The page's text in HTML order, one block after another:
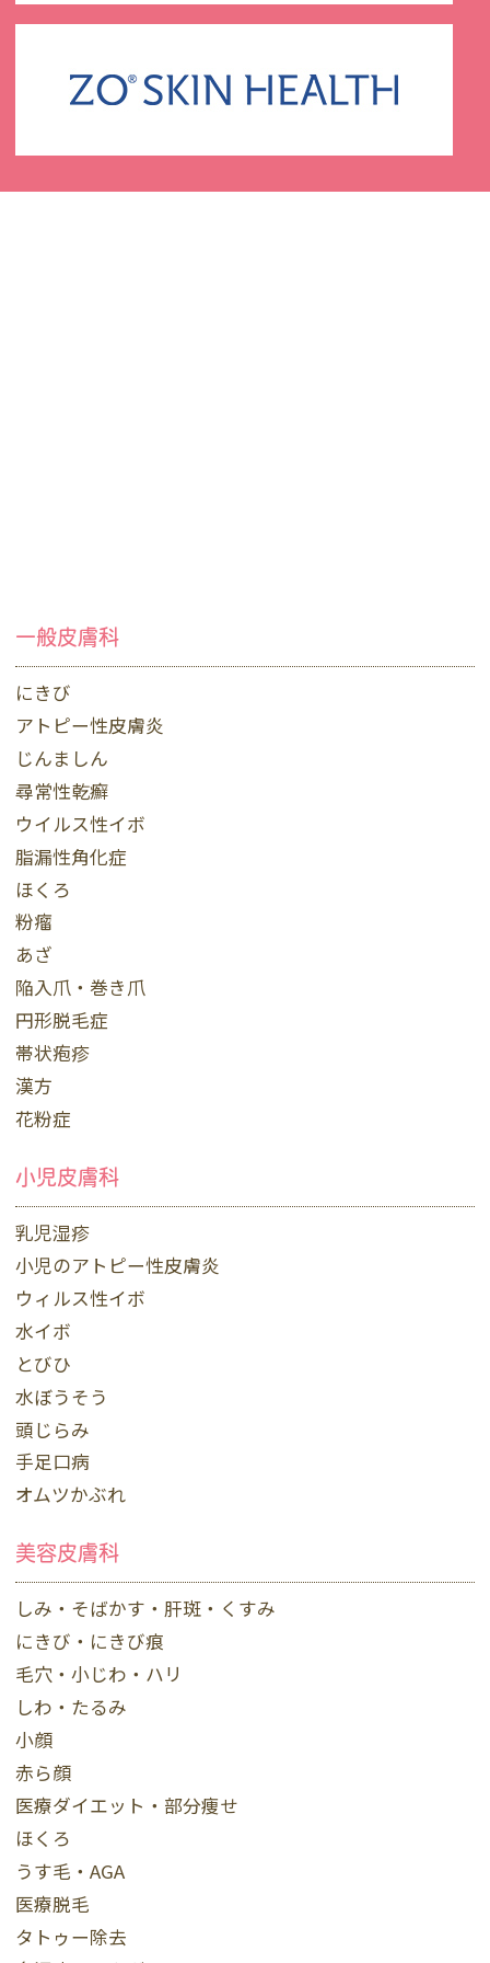
一般皮膚科
にきび
アトピー性皮膚炎
じんましん
尋常性乾癬
ウイルス性イボ
脂漏性角化症
ほくろ
粉瘤
あざ
陥入爪・巻き爪
円形脱毛症
帯状疱疹
漢方
花粉症
小児皮膚科
乳児湿疹
小児のアトピー性皮膚炎
ウィルス性イボ
水イボ
とびひ
水ぼうそう
頭じらみ
手足口病
オムツかぶれ
美容皮膚科
しみ・そばかす・肝斑・くすみ
にきび・にきび痕
毛穴・小じわ・ハリ
しわ・たるみ
小顔
赤ら顔
医療ダイエット・部分痩せ
ほくろ
うす毛・AGA
医療脱毛
タトゥー除去